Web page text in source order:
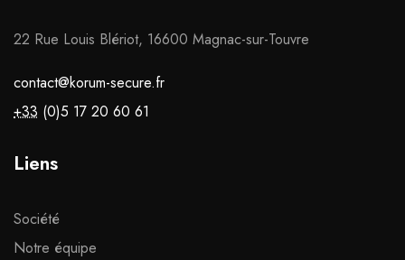
22 Rue Louis Blériot, 16600 Magnac-sur-Touvre
contact@korum-secure.fr
+33 (0)5 17 20 60 61
Liens
Société
Notre équipe